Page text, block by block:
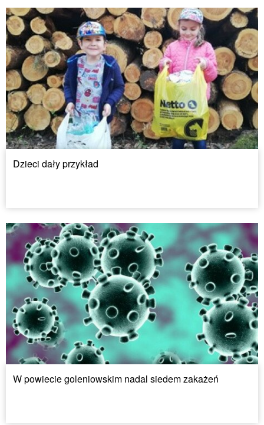
Dzieci dały przykład
W powiecie goleniowskim nadal siedem zakażeń